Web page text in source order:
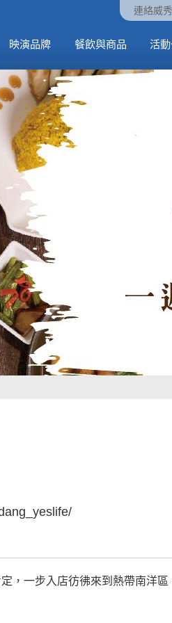
連絡威秀
MORE
火熱預售
末
映演品牌 餐飲與商品
MORE
🥤威秀獨
🥤全台
活
，一步入店彷彿來到熱帶南洋